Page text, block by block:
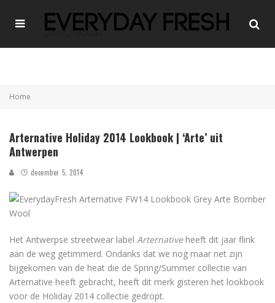
Home
Arternative Holiday 2014 Lookbook | ‘Arte’ uit
Antwerpen
december 5, 2014
Het Antwerpse streetwear label Arternativeheeft dit jaar flink
aan de weg getimmerd. Ondanks dat we nog maar net zijn
bijgekomen van de heat die de Spring/Summer collectie van
Arternative heeft gebracht, heeft dit merk gisteren het lookbook
voor de Holiday 2014 collectie gedropt.